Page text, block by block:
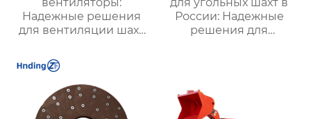
Надежные решения
для вентиляции шахт
| Купить с доставкой
России: Надежные
решения для